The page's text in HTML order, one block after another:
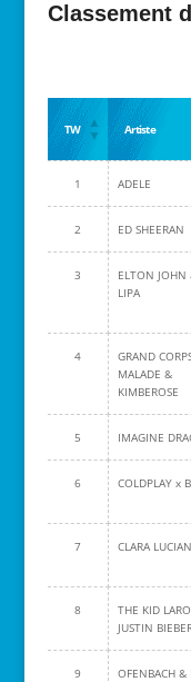
Classement
TW Artiste
1 ADELE
2 ED SHEERAN
3
ELTON JOHN
LIPA
4
GRAND
MALADE &
KIMBEROSE
5 IMAGINE
6 COLDPLAY x
7 CLARA
8
THE KID
JUSTIN
9
OFENBACH &